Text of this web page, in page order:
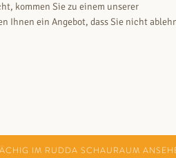
kommen Sie zu einem unserer
Ihnen ein Angebot, dass Sie nicht
IM RUDDA SCHAURAUM